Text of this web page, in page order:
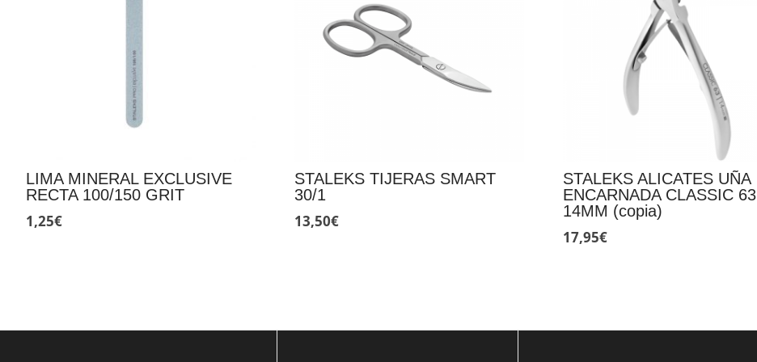
LIMA MINERAL EXCLUSIVE
RECTA 100/150 GRIT
1,25€
STALEKS TIJERAS SMART
30/1
13,50€
STALEKS ALICATES UÑA
ENCARNADA CLASSIC 63
14MM (copia)
17,95€